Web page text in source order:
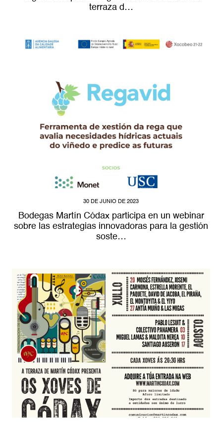
terraza d…
30 DE JUNIO DE 2023
Bodegas Martín Códax participa en un webinar
sobre las estrategias innovadoras para la gestión
soste…